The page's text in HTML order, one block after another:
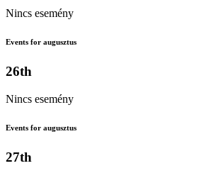
Nincs esemény
Events for augusztus
26th
Nincs esemény
Events for augusztus
27th